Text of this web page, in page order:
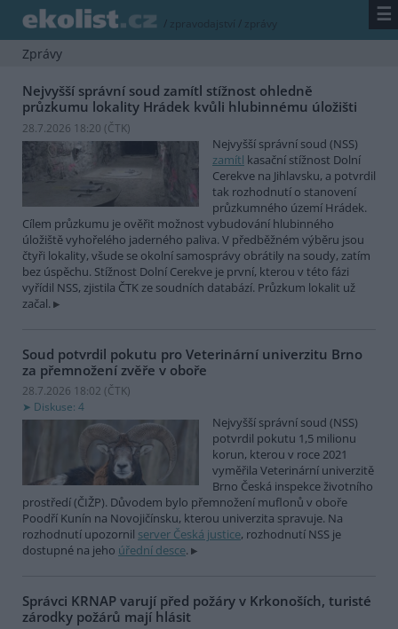
/ zpravodajství / zprávy ☰
Zprávy
Nejvyšší správní soud zamítl stížnost ohledně
průzkumu lokality Hrádek kvůli hlubinnému úložišti
28.7.2026 18:20 (ČTK)
Nejvyšší správní soud (NSS)
zamítl kasační stížnost Dolní
Cerekve na Jihlavsku, a potvrdil
tak rozhodnutí o stanovení
průzkumného území Hrádek.
Cílem průzkumu je ověřit možnost vybudování hlubinného
úložiště vyhořelého jaderného paliva. V předběžném výběru jsou
čtyři lokality, všude se okolní samosprávy obrátily na soudy, zatím
bez úspěchu. Stížnost Dolní Cerekve je první, kterou v této fázi
vyřídil NSS, zjistila ČTK ze soudních databází. Průzkum lokalit už
začal.
Soud potvrdil pokutu pro Veterinární univerzitu Brno
za přemnožení zvěře v oboře
28.7.2026 18:02 (ČTK)
Diskuse: 4
Nejvyšší správní soud (NSS)
potvrdil pokutu 1,5 milionu
korun, kterou v roce 2021
vyměřila Veterinární univerzitě
Brno Česká inspekce životního
prostředí (ČIŽP). Důvodem bylo přemnožení muflonů v oboře
Poodří Kunín na Novojičínsku, kterou univerzita spravuje. Na
rozhodnutí upozornil server Česká justice, rozhodnutí NSS je
dostupné na jeho úřední desce.
Správci KRNAP varují před požáry v Krkonoších, turisté
zárodky požárů mají hlásit